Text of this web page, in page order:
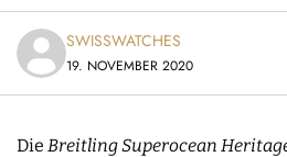
SWISSWATCHES
19. NOVEMBER 2020
Die Breitling Superocean